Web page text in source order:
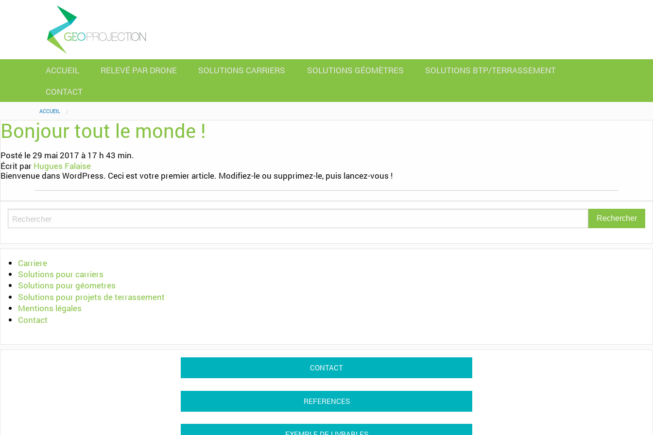
ACCUEIL RELEVÉ PAR DRONE SOLUTIONS CARRIERS SOLUTIONS GÉOMÈTRES
SOLUTIONS BTP/TERRASSEMENT
CONTACT
ACCUEIL
Bonjour tout le monde !
Posté le 29 mai 2017 à 17 h 43 min.
Écrit par Hugues Falaise
Bienvenue dans WordPress. Ceci est votre premier article. Modifiez-le ou supprimez-le, puis lancez-vous !
Carriere
Solutions pour carriers
Solutions pour géometres
Solutions pour projets de terrassement
Mentions légales
Contact
CONTACT
REFERENCES